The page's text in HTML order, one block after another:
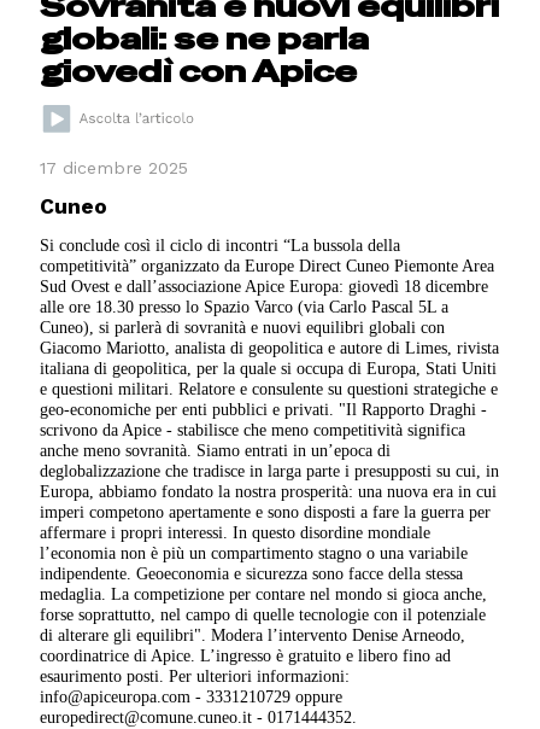
globali: se ne parla
giovedì con Apice
17 dicembre 2025
Cuneo
Si conclude così il ciclo di incontri “La bussola della
competitività” organizzato da Europe Direct Cuneo Piemonte Area
Sud Ovest e dall’associazione Apice Europa: giovedì 18 dicembre
alle ore 18.30 presso lo Spazio Varco (via Carlo Pascal 5L a
Cuneo), si parlerà di sovranità e nuovi equilibri globali con
Giacomo Mariotto, analista di geopolitica e autore di Limes, rivista
italiana di geopolitica, per la quale si occupa di Europa, Stati Uniti
e questioni militari. Relatore e consulente su questioni strategiche e
geo-economiche per enti pubblici e privati. "Il Rapporto Draghi -
scrivono da Apice - stabilisce che meno competitività significa
anche meno sovranità. Siamo entrati in un’epoca di
deglobalizzazione che tradisce in larga parte i presupposti su cui, in
Europa, abbiamo fondato la nostra prosperità: una nuova era in cui
imperi competono apertamente e sono disposti a fare la guerra per
affermare i propri interessi. In questo disordine mondiale
l’economia non è più un compartimento stagno o una variabile
indipendente. Geoeconomia e sicurezza sono facce della stessa
medaglia. La competizione per contare nel mondo si gioca anche,
forse soprattutto, nel campo di quelle tecnologie con il potenziale
di alterare gli equilibri". Modera l’intervento Denise Arneodo,
coordinatrice di Apice. L’ingresso è gratuito e libero fino ad
esaurimento posti. Per ulteriori informazioni:
info@apiceuropa.com - 3331210729 oppure
europedirect@comune.cuneo.it - 0171444352.